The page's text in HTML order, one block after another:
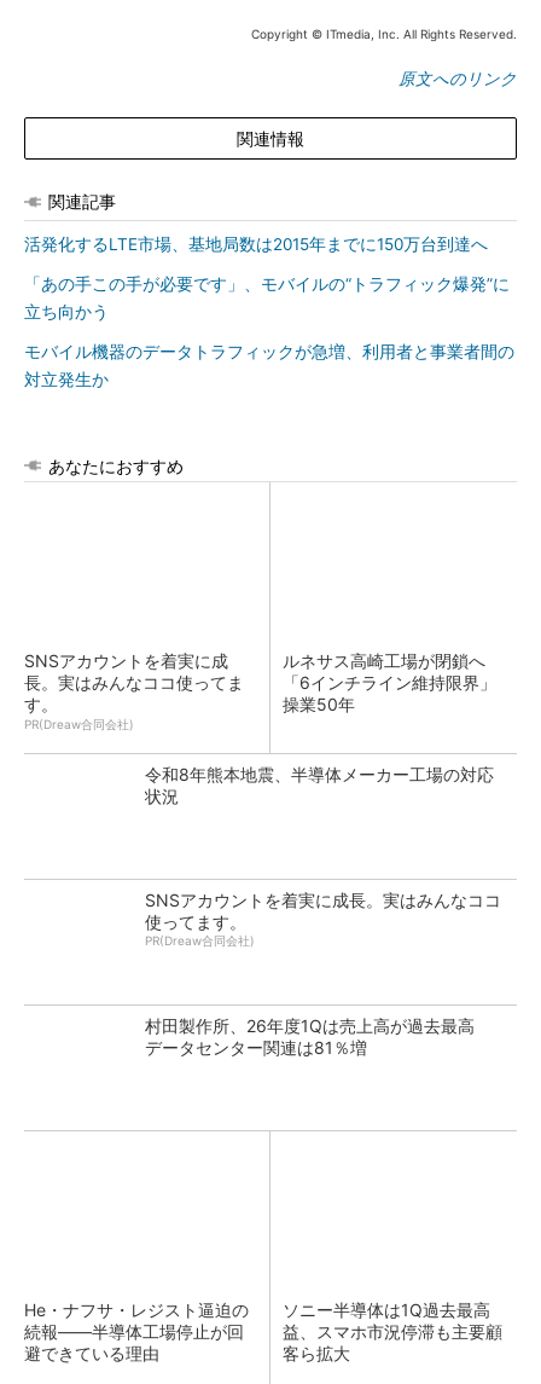
Copyright © ITmedia, Inc. All Rights Reserved.
原文へのリンク
関連情報
関連記事
活発化するLTE市場、基地局数は2015年までに150万台到達へ
「あの手この手が必要です」、モバイルの“トラフィック爆発”に
立ち向かう
モバイル機器のデータトラフィックが急増、利用者と事業者間の
対立発生か
あなたにおすすめ
SNSアカウントを着実に成
長。実はみんなココ使ってま
す。
PR(Dreaw合同会社)
ルネサス高崎工場が閉鎖へ
「6インチライン維持限界」
操業50年
令和8年熊本地震、半導体メーカー工場の対応
状況
SNSアカウントを着実に成長。実はみんなココ
使ってます。
PR(Dreaw合同会社)
村田製作所、26年度1Qは売上高が過去最高
データセンター関連は81％増
He・ナフサ・レジスト逼迫の
続報――半導体工場停止が回
避できている理由
ソニー半導体は1Q過去最高
益、スマホ市況停滞も主要顧
客ら拡大